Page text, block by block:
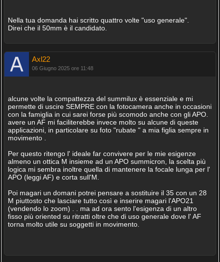
Nella tua domanda hai scritto quattro volte "uso generale".
Direi che il 50mm è il candidato.
Axl22
06 Giugno 2025 ore 11:48
alcune volte la compattezza del summilux è essenziale e mi
permette di uscire SEMPRE con la fotocamera anche in occasioni
con la famiglia in cui sarei forse più scomodo anche con gli APO.
avere un AF mi faciliterebbe invece molto su alcune di queste
applicazioni, in particolare su foto "rubate " a mia figlia sempre in
movimento .
Per questo ritengo l' ideale far convivere per le mie esigenze
almeno un ottica M insieme ad un APO summicron, la scelta più
logica mi sembra inoltre quella di mantenere la focale lunga per l'
APO (leggi AF) e corta sull'M.
Poi magari un domani potrei pensare a sostituire il 35 con un 28
M piuttosto che lasciare tutto così e inserire magari l'APO21
(vendendo lo zoom) . . ma ad ora sento l'esigenza di un altro
fisso più oriented su ritratti oltre che di uso generale dove l' AF
torna molto utile su soggetti in movimento.